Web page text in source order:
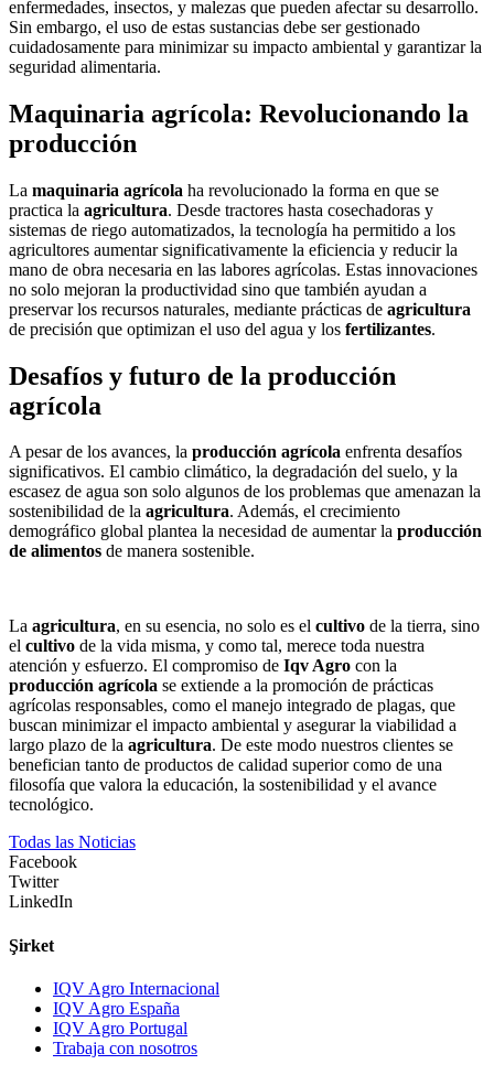
enfermedades, insectos, y malezas que pueden afectar su desarrollo.
Sin embargo, el uso de estas sustancias debe ser gestionado
cuidadosamente para minimizar su impacto ambiental y garantizar la
seguridad alimentaria.
Maquinaria agrícola: Revolucionando la
producción
La maquinaria agrícola ha revolucionado la forma en que se
practica la agricultura. Desde tractores hasta cosechadoras y
sistemas de riego automatizados, la tecnología ha permitido a los
agricultores aumentar significativamente la eficiencia y reducir la
mano de obra necesaria en las labores agrícolas. Estas innovaciones
no solo mejoran la productividad sino que también ayudan a
preservar los recursos naturales, mediante prácticas de agricultura
de precisión que optimizan el uso del agua y los fertilizantes.
Desafíos y futuro de la producción
agrícola
A pesar de los avances, la producción agrícola enfrenta desafíos
significativos. El cambio climático, la degradación del suelo, y la
escasez de agua son solo algunos de los problemas que amenazan la
sostenibilidad de la agricultura. Además, el crecimiento
demográfico global plantea la necesidad de aumentar la producción
de alimentos de manera sostenible.
La agricultura, en su esencia, no solo es el cultivo de la tierra, sino
el cultivo de la vida misma, y como tal, merece toda nuestra
atención y esfuerzo. El compromiso de Iqv Agro con la
producción agrícola se extiende a la promoción de prácticas
agrícolas responsables, como el manejo integrado de plagas, que
buscan minimizar el impacto ambiental y asegurar la viabilidad a
largo plazo de la agricultura. De este modo nuestros clientes se
benefician tanto de productos de calidad superior como de una
filosofía que valora la educación, la sostenibilidad y el avance
tecnológico.
Todas las Noticias
Facebook
Twitter
LinkedIn
Şirket
IQV Agro Internacional
IQV Agro España
IQV Agro Portugal
Trabaja con nosotros